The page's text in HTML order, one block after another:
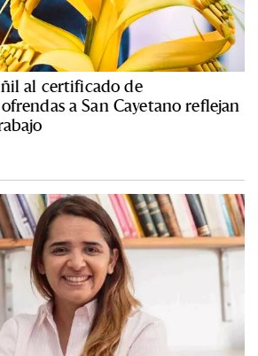
al certificado de
a San Cayetano reflejan